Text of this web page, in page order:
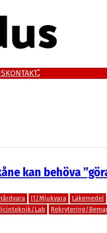
KONTAKT
kan behöva
IT/Mjukvara
Läkemedel
Lab
Rekrytering/